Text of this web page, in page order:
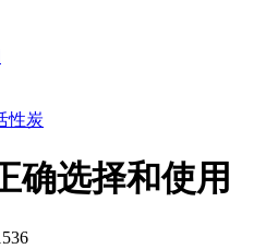
性炭
确选择和使用